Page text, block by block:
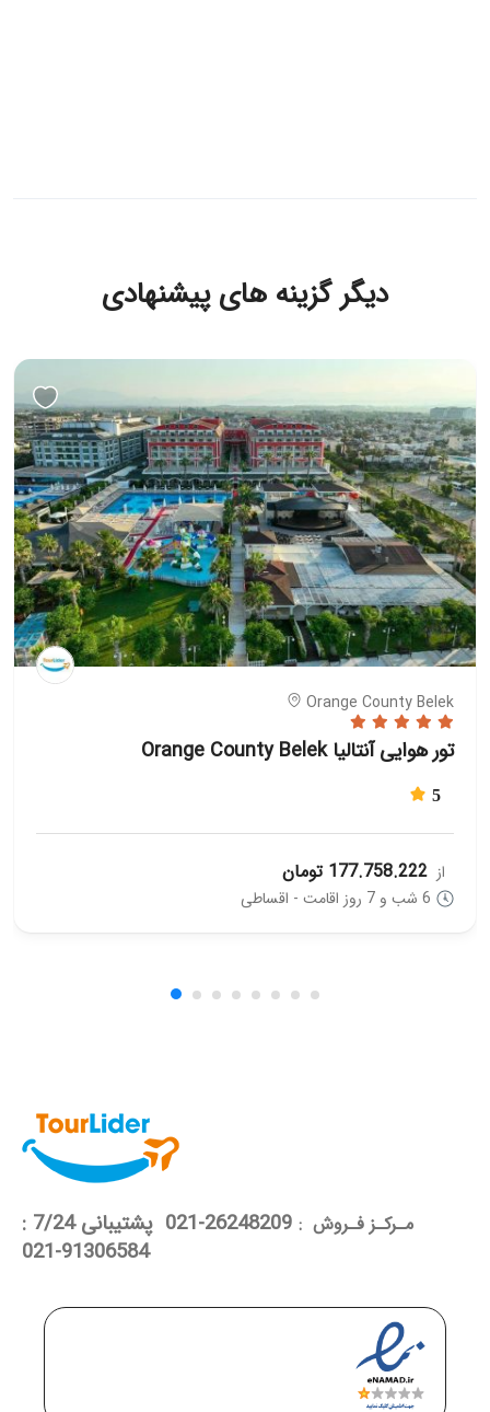
دیگر گزینه های پیشنهادی
Orange County Belek
تور هوایی آنتالیا Orange County Belek
5
از 177.758.222 تومان
6 شب و 7 روز اقامت - اقساطی
مـرکـز فـروش :
26248209-021 پشتیبانی 7/24 :
91306584-021